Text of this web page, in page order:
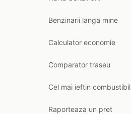
Benzinarii langa mine
Calculator economie
Comparator traseu
Cel mai ieftin combustibil
Raporteaza un pret